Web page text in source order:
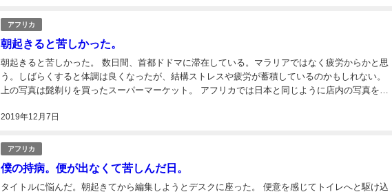
アフリカ
朝起きると苦しかった。
2019年12月7日
朝起きると苦しかった。 数日間、首都ドドマに滞在している。マラリアではなく疲労からかと思
う。しばらくすると体調は良くなったが、結構ストレスや疲労が蓄積しているのかもしれない。
上の写真は髭剃りを買ったスーパーマーケット。 アフリカでは日本と同じように店内の写真を撮
ニ...
アフリカ
僕の持病。便が出なくて苦しんだ日。
タイトルに悩んだ。朝起きてから編集しようとデスクに座った。 便意を感じてトイレへと駆け込